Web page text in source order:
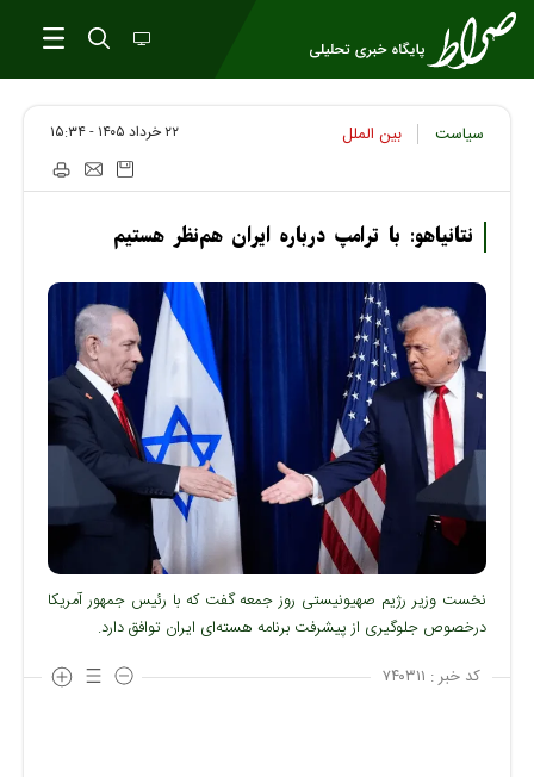
سیاست بین الملل ۲۲ خرداد ۱۴۰۵ - ۱۵:۳۴
نتانیاهو: با ترامپ درباره ایران هم‌نظر هستیم
نخست وزیر رژیم صهیونیستی روز جمعه گفت که با رئیس جمهور آمریکا
درخصوص جلوگیری از پیشرفت برنامه هسته‌ای ایران توافق دارد.
کد خبر : ۷۴۰۳۱۱